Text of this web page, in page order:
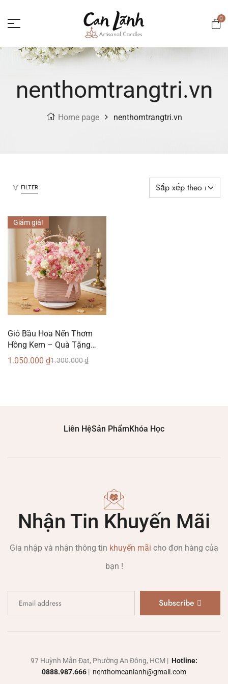
0
nenthomtrangtri.vn
Home page nenthomtrangtri.vn
FILTER
Giảm giá!
Giỏ Bầu Hoa Nến Thơm
Hồng Kem – Quà Tặng
Tinh Tế Từ Nến Thơm Can
1.300.000₫
1.050.000 ₫
Liên HệSản PhẩmKhóa Học
Nhận Tin Khuyến Mãi
Gia nhập và nhận thông tin khuyến mãi cho đơn hàng của
bạn !
Subscribe
97 Huỳnh Mẫn Đạt, Phường An Đông, HCM | Hotline:
0888.987.666 | nenthomcanlanh@gmail.com